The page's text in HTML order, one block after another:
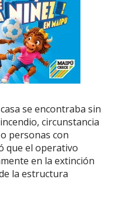
se encontraba sin
circunstancia
personas con
que el operativo
en la extinción
la estructura